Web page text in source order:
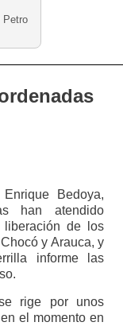
Petro
Bedoya,
han atendido
liberación de los
y Arauca, y
informe las
rige por unos
el momento en